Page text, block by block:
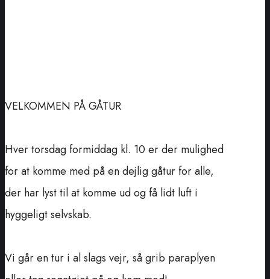
VELKOMMEN PÅ GÅTUR
Hver torsdag formiddag kl. 10 er der mulighed
for at komme med på en dejlig gåtur for alle,
der har lyst til at komme ud og få lidt luft i
hyggeligt selvskab.
Vi går en tur i al slags vejr, så grib paraplyen